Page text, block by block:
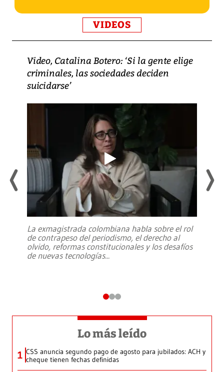
VIDEOS
Video, Catalina Botero: ‘Si la gente elige
criminales, las sociedades deciden
suicidarse’
La exmagistrada colombiana habla sobre el rol
de contrapeso del periodismo, el derecho al
olvido, reformas constitucionales y los desafíos
de nuevas tecnologías...
Lo más leído
1 CSS anuncia segundo pago de agosto para jubilados: ACH y
cheque tienen fechas definidas